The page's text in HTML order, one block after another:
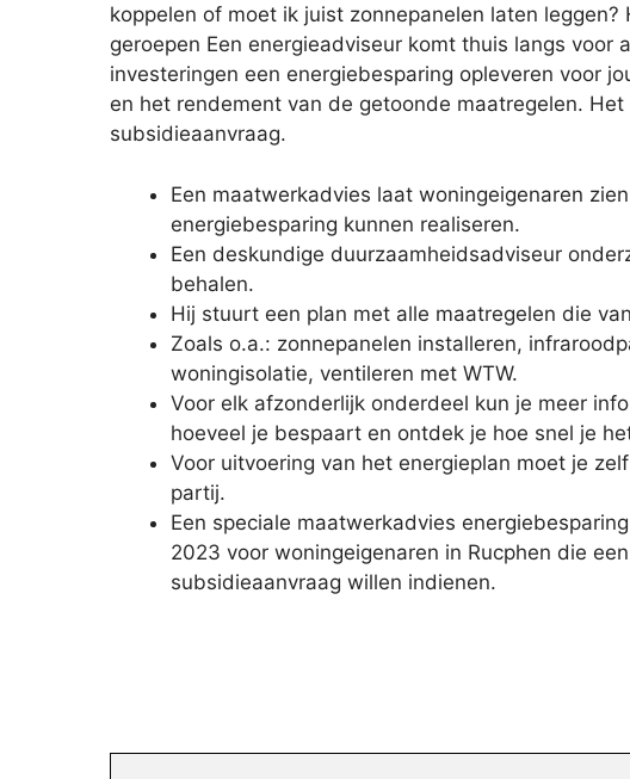
koppelen of moet ik juist zonnepanelen laten leggen?
geroepen Een energieadviseur komt thuis langs
investeringen een energiebesparing opleveren voor
en het rendement van de getoonde maatregelen.
subsidieaanvraag.
Een maatwerkadvies laat woningeigenaren
energiebesparing kunnen realiseren.
Een deskundige duurzaamheidsadviseur
behalen.
Hij stuurt een plan met alle maatregelen die
Zoals o.a.: zonnepanelen installeren,
woningisolatie, ventileren met WTW.
Voor elk afzonderlijk onderdeel kun je meer
hoeveel je bespaart en ontdek je hoe snel je
Voor uitvoering van het energieplan moet je
partij.
Een speciale maatwerkadvies
2023 voor woningeigenaren in Rucphen die
subsidieaanvraag willen indienen.